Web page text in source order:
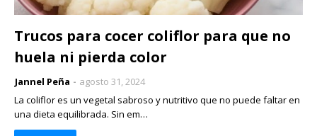
Trucos para cocer coliflor para que no
huela ni pierda color
Jannel Peña
agosto 31, 2024
La coliflor es un vegetal sabroso y nutritivo que no puede faltar en
una dieta equilibrada. Sin em…